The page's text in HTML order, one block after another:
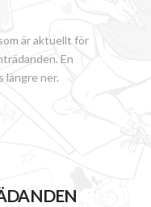
är aktuellt för
En
längre ner.